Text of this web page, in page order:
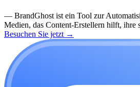
— BrandGhost ist ein Tool zur
Medien, das Content-Erstellern hilft, ihre
Besuchen Sie jetzt →